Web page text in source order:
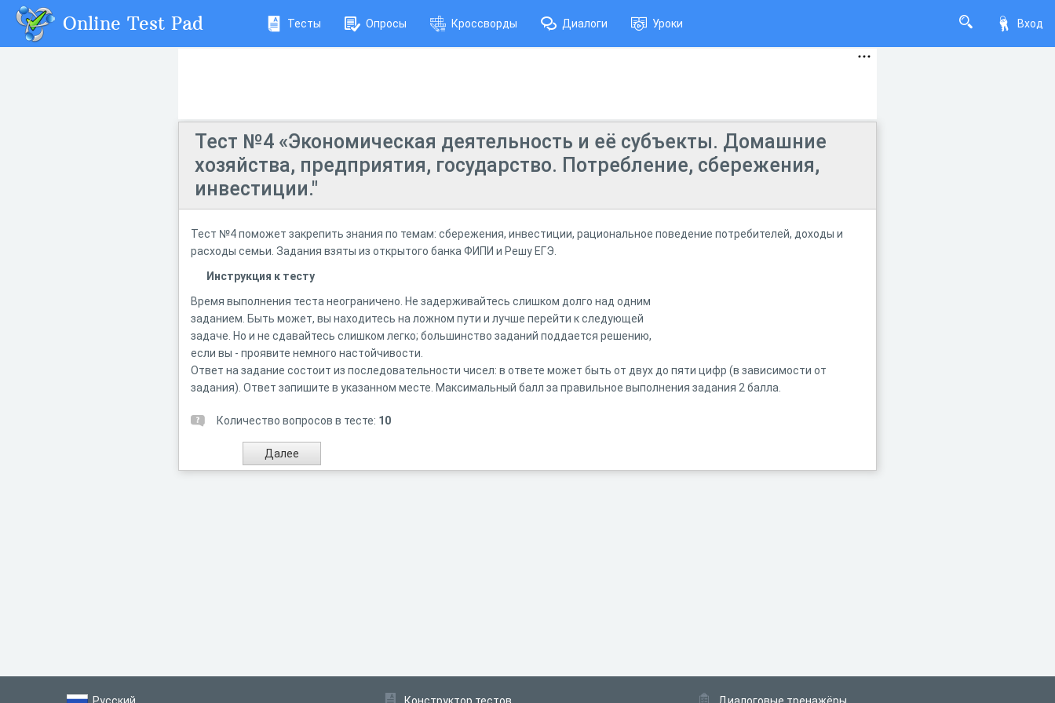
Вход
Online Test Pad Тесты Опросы Кроссворды Диалоги Уроки
Тест №4 «Экономическая деятельность и её субъекты. Домашние
хозяйства, предприятия, государство. Потребление, сбережения,
инвестиции."
Тест №4 поможет закрепить знания по темам: сбережения, инвестиции, рациональное поведение потребителей, доходы и
расходы семьи. Задания взяты из открытого банка ФИПИ и Решу ЕГЭ.
Инструкция к тесту
Время выполнения теста неограничено. Не задерживайтесь слишком долго над одним
заданием. Быть может, вы находитесь на ложном пути и лучше перейти к следующей
задаче. Но и не сдавайтесь слишком легко; большинство заданий поддается решению,
если вы - проявите немного настойчивости.
Ответ на задание состоит из последовательности чисел: в ответе может быть от двух до пяти цифр (в зависимости от
задания). Ответ запишите в указанном месте. Максимальный балл за правильное выполнения задания 2 балла.
Количество вопросов в тесте: 10